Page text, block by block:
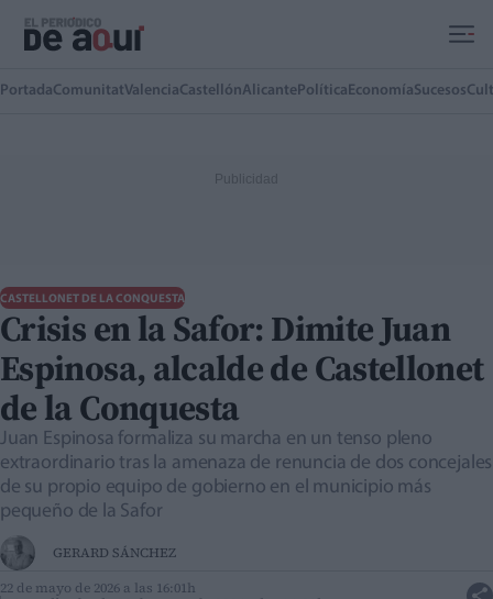
PortadaComunitatValenciaCastellónAlicante Política EconomíaSucesos
CASTELLONET DE LA CONQUESTA
Crisis en la Safor: Dimite Juan
Espinosa, alcalde de Castellonet
de la Conquesta
Juan Espinosa formaliza su marcha en un tenso pleno
extraordinario tras la amenaza de renuncia de dos concejales
de su propio equipo de gobierno en el municipio más
pequeño de la Safor
GERARD SÁNCHEZ
22 de mayo de 2026 a las 16:01h